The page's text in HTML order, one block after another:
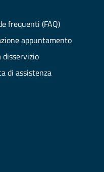
frequenti (FAQ)
appuntamento
disservizio
di assistenza